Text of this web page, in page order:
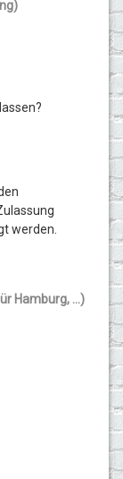
werden.
Hamburg, ...)